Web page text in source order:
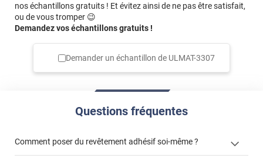
nos échantillons gratuits ! Et évitez ainsi de ne pas être satisfait,
ou de vous tromper 😉
Demandez vos échantillons gratuits !
Demander un échantillon de ULMAT-3307
Questions fréquentes
Comment poser du revêtement adhésif soi-même ?